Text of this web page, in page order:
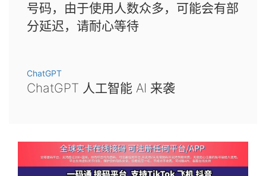
号码，由于使用人数众多，可能会有部
分延迟，请耐心等待
ChatGPT
ChatGPT 人工智能 AI 来袭